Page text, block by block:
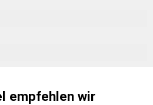
empfehlen wir